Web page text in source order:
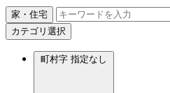
家・住宅
カテゴリ選択
町村字 指定なし